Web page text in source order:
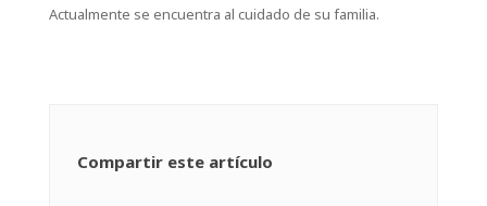
Actualmente se encuentra al cuidado de su familia.
Compartir este artículo